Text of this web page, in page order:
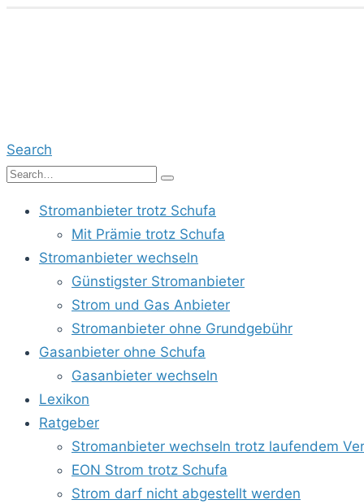
Search
Stromanbieter trotz Schufa
Mit Prämie trotz Schufa
Stromanbieter wechseln
Günstigster Stromanbieter
Strom und Gas Anbieter
Stromanbieter ohne Grundgebühr
Gasanbieter ohne Schufa
Gasanbieter wechseln
Lexikon
Ratgeber
Stromanbieter wechseln trotz laufendem
EON Strom trotz Schufa
Strom darf nicht abgestellt werden